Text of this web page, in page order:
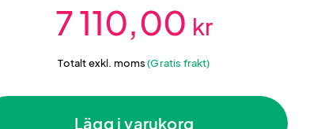
7 110,00 kr
Totalt exkl. moms(Gratis frakt)
Lägg i varukorg